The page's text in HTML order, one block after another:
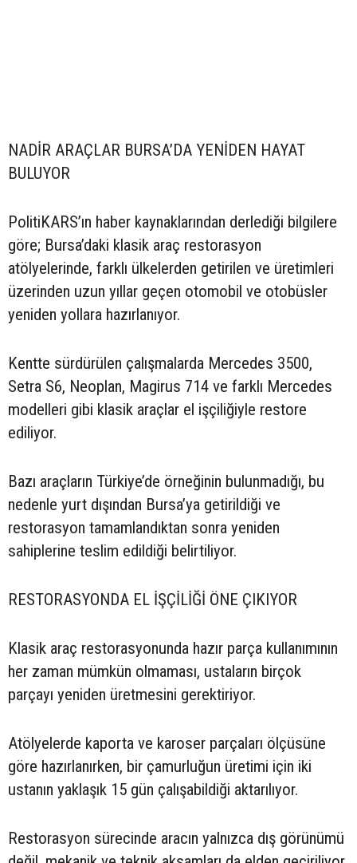
NADİR ARAÇLAR BURSA’DA YENİDEN HAYAT
BULUYOR
PolitiKARS’ın haber kaynaklarından derlediği bilgilere
göre; Bursa’daki klasik araç restorasyon
atölyelerinde, farklı ülkelerden getirilen ve üretimleri
üzerinden uzun yıllar geçen otomobil ve otobüsler
yeniden yollara hazırlanıyor.
Kentte sürdürülen çalışmalarda Mercedes 3500,
Setra S6, Neoplan, Magirus 714 ve farklı Mercedes
modelleri gibi klasik araçlar el işçiliğiyle restore
ediliyor.
Bazı araçların Türkiye’de örneğinin bulunmadığı, bu
nedenle yurt dışından Bursa’ya getirildiği ve
restorasyon tamamlandıktan sonra yeniden
sahiplerine teslim edildiği belirtiliyor.
RESTORASYONDA EL İŞÇİLİĞİ ÖNE ÇIKIYOR
Klasik araç restorasyonunda hazır parça kullanımının
her zaman mümkün olmaması, ustaların birçok
parçayı yeniden üretmesini gerektiriyor.
Atölyelerde kaporta ve karoser parçaları ölçüsüne
göre hazırlanırken, bir çamurluğun üretimi için iki
ustanın yaklaşık 15 gün çalışabildiği aktarılıyor.
Restorasyon sürecinde aracın yalnızca dış görünümü